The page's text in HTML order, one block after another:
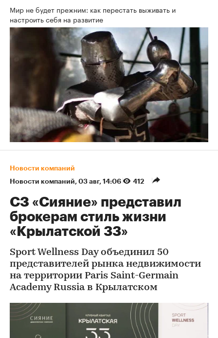
Мир не будет прежним: как перестать выживать и
настроить себя на развитие
Новости компаний
Новости компаний⁠, 03 авг, 14:06 412
СЗ «Сияние» представил
брокерам стиль жизни
«Крылатской 33»
Sport Wellness Day объединил 50
представителей рынка недвижимости
на территории Paris Saint-Germain
Academy Russia в Крылатском